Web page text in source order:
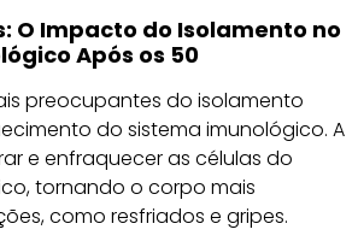
O Impacto do Isolamento no
Após os 50
preocupantes do isolamento
do sistema imunológico. A
e enfraquecer as células do
tornando o corpo mais
como resfriados e gripes.